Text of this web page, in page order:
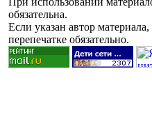
обязательна.
Если указан автор
перепечатке обязательно.